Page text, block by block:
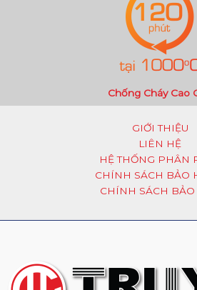
Chống Cháy Cao
GIỚI THIỆU
LIÊN HỆ
HỆ THỐNG PHÂN
CHÍNH SÁCH BẢO
CHÍNH SÁCH BẢO